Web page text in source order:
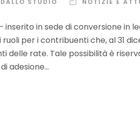
inserito in sede di conversione in
per i contribuenti che, al 31
delle rate. Tale possibilità è
adesione...